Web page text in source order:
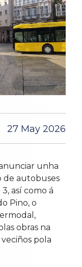
27 May 2026
unha
de autobuses
así como á
Pino, o
obras na
pola